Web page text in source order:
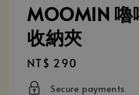
MOOMIN 嚕
收納夾
Regular
price
NT$ 290
Secure payments